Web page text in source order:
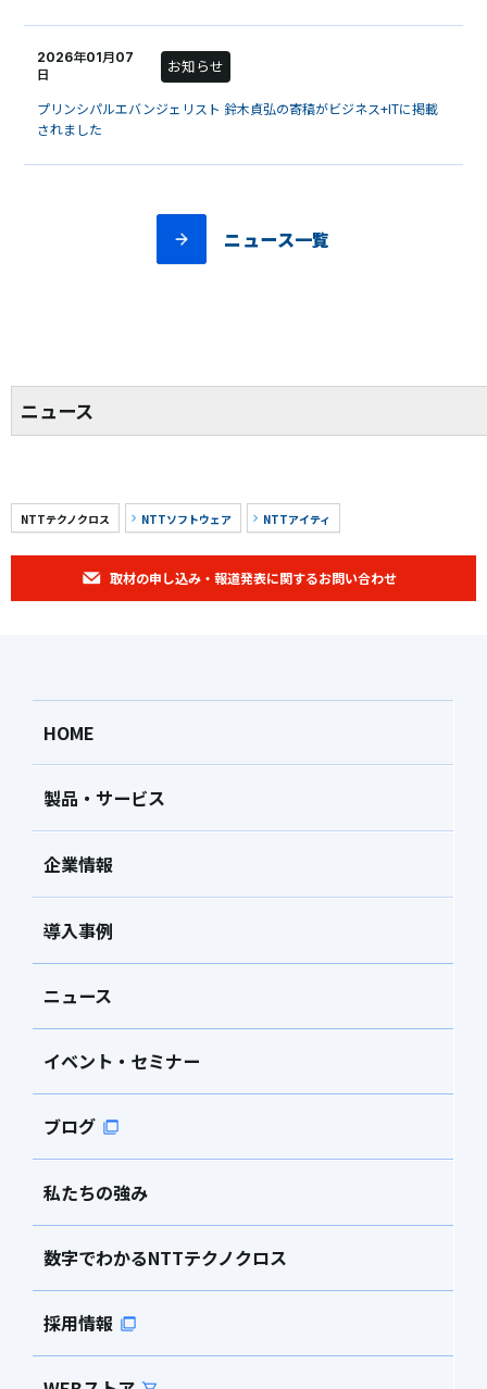
2026年01月07
日
お知らせ
プリンシパルエバンジェリスト 鈴木貞弘の寄稿がビジネス+ITに掲載
されました
ニュース一覧
ニュース
NTTテクノクロス NTTソフトウェア NTTアイティ
取材の申し込み・報道発表に関するお問い合わせ
HOME
製品・サービス
企業情報
導入事例
ニュース
イベント・セミナー
ブログ
私たちの強み
数字でわかるNTTテクノクロス
採用情報